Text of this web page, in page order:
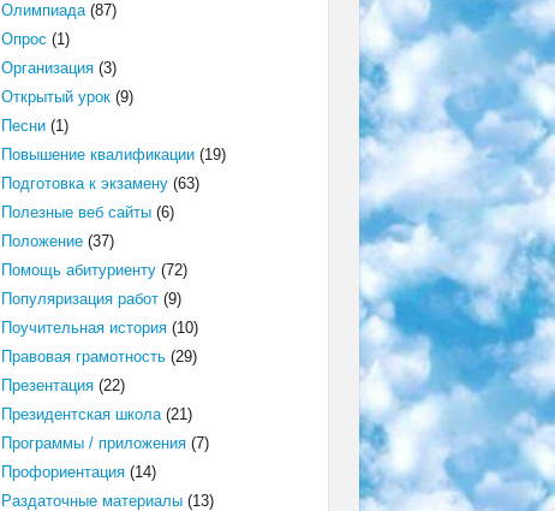
Олимпиада(87)
Опрос (1)
Организация(3)
Открытый урок(9)
Песни(1)
Повышение квалификации(19)
Подготовка к экзамену(63)
Полезные веб сайты(6)
Положение(37)
Помощь абитуриенту(72)
Популяризация работ(9)
Поучительная история(10)
Правовая грамотность(29)
Презентация(22)
Президентская школа(21)
Программы / приложения(7)
Профориентация(14)
Раздаточные материалы(13)